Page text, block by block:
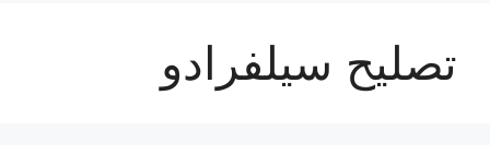
تصليح سيلفرادو